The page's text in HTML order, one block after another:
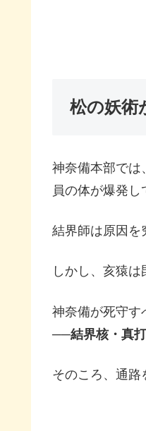
松の妖術
神奈備本部では
員の体が爆発し
結界師は原因を
しかし、亥猿
神奈備が死守す
──結界核・真
そのころ、通路